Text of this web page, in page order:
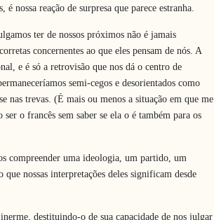
é nossa reação de surpresa que parece estranha.
ter de nossos próximos não é jamais
concernentes ao que eles pensam de nós. A
e é só a retrovisão que nos dá o centro de
semi-cegos e desorientados como
nas trevas. (É mais ou menos a situação em que me
o francês sem saber se ela o é também para os
compreender uma ideologia, um partido, um
nossas interpretações deles significam desde
destituindo-o de sua capacidade de nos julgar